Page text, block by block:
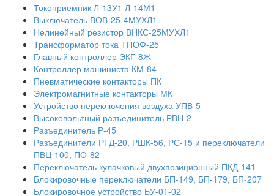
Токоприемник Л-13У1 Л-14М1
Выключатель ВОВ-25-4МУХЛ1
Нелинейный резистор ВНКС-25МУХЛ1
Трансформатор тока ТПОФ-25
Главный контроллер ЭКГ-8Ж
Контроллер машиниста КМ-84
Пневматические контакторы ПК
Электромагнитные контакторы МК
Устройство переключения воздуха УПВ-5
Высоковольтный разъединитель РВН-2
Разъединитель Р-45
Разъединители РТД-20, РШК-56, РС-15 и переключатели
ПВЦ-100, ПО-82
Переключатель кулачковый двухпозиционный ПКД-141
Блокировочные переключатели БП-149, БП-179, БП-207
Блокировочное устройство БУ-01-02